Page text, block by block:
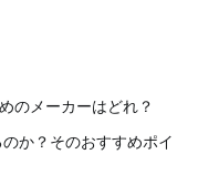
のメーカーはどれ？
か？そのおすすめポイ